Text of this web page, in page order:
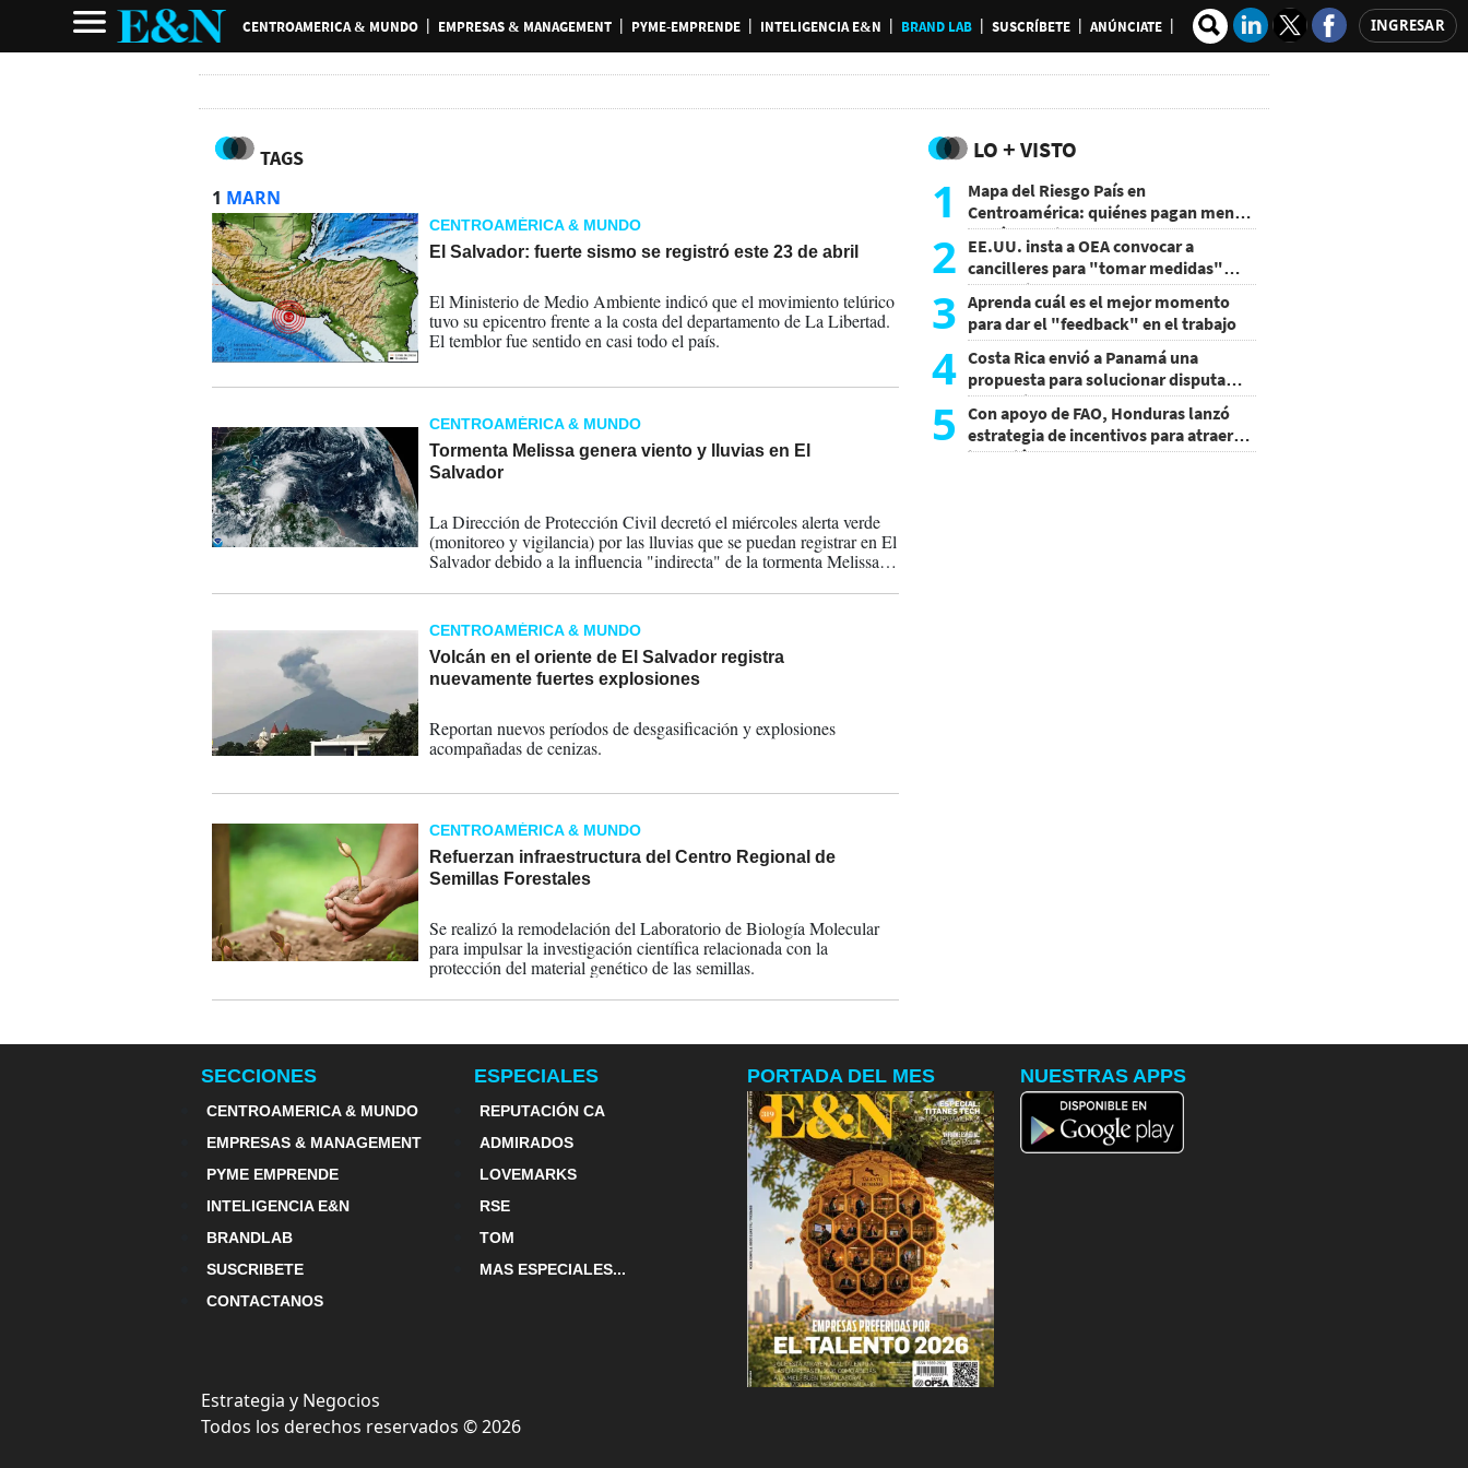
CENTROAMERICA & MUNDO EMPRESAS & MANAGEMENT PYME-EMPRENDE INTELIGENCIA E&N BRAND LAB SUSCRÍBETE ANÚNCIATE INGRESAR
TAGS
1 MARN
CENTROAMÉRICA & MUNDO
El Salvador: fuerte sismo se registró este 23 de abril
El Ministerio de Medio Ambiente indicó que el movimiento telúrico
tuvo su epicentro frente a la costa del departamento de La Libertad.
El temblor fue sentido en casi todo el país.
CENTROAMÉRICA & MUNDO
Tormenta Melissa genera viento y lluvias en El
Salvador
La Dirección de Protección Civil decretó el miércoles alerta verde
(monitoreo y vigilancia) por las lluvias que se puedan registrar en El
Salvador debido a la influencia "indirecta" de la tormenta Melissa y
CENTROAMÉRICA & MUNDO
Volcán en el oriente de El Salvador registra
nuevamente fuertes explosiones
Reportan nuevos períodos de desgasificación y explosiones
acompañadas de cenizas.
CENTROAMÉRICA & MUNDO
Refuerzan infraestructura del Centro Regional de
Semillas Forestales
Se realizó la remodelación del Laboratorio de Biología Molecular
para impulsar la investigación científica relacionada con la
protección del material genético de las semillas.
LO + VISTO
1
Mapa del Riesgo País en
Centroamérica: quiénes pagan menos
y cuáles mejoraron
2 EE.UU. insta a OEA convocar a
cancilleres para "tomar medidas"
sobre Nicaragua
3 Aprenda cuál es el mejor momento
para dar el "feedback" en el trabajo
4 Costa Rica envió a Panamá una
propuesta para solucionar disputa
comercial
5
Con apoyo de FAO, Honduras lanzó
estrategia de incentivos para atraer
inversión al agro
SECCIONES
CENTROAMERICA & MUNDO
EMPRESAS & MANAGEMENT
PYME EMPRENDE
INTELIGENCIA E&N
BRANDLAB
SUSCRIBETE
CONTACTANOS
ESPECIALES
REPUTACIÓN CA
ADMIRADOS
LOVEMARKS
RSE
TOM
MAS ESPECIALES...
PORTADA DEL MES NUESTRAS APPS
Estrategia y Negocios
Todos los derechos reservados ©2026